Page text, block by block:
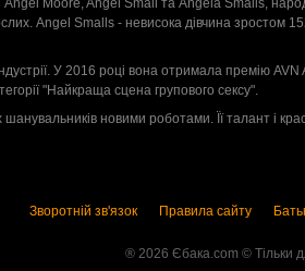
Moore, Angel Small та Angela Smalls,
Angel Smalls - невисока дівчина зростом
У 2016 році вона отримала премію
"Найкраща сцена групового сексу".
новими роботами. Її талант і
Зворотній зв'язок Правила сайту
® 2026 Єбака.com ©️ Тільки